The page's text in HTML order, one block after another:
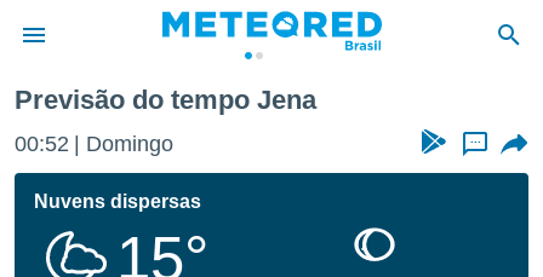
da
Previsão do tempo Jena
00:52 Domingo ...
Nuvens dispersas
15°